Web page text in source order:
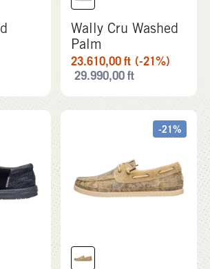
Wally Cru Washed
Palm
23.610,00ft (-21%)
29.990,00ft
-21%